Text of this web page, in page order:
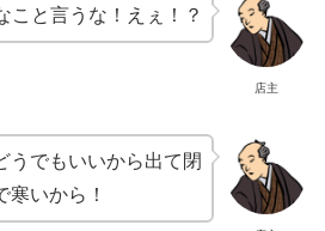
店主
こと言うな！えぇ！？
うでもいいから出て閉
いから！